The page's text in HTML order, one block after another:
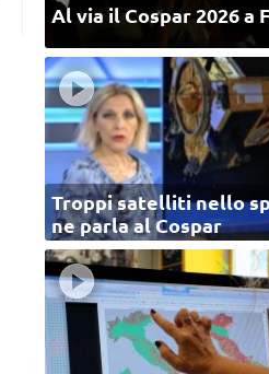
Al via il Cospar 2026 a
Troppi satelliti nello
ne parla al Cospar